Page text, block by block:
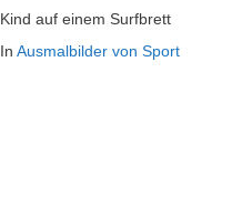
Kind auf einem Surfbrett
In Ausmalbilder von Sport